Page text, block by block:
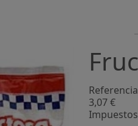
Referencia
3,07 €